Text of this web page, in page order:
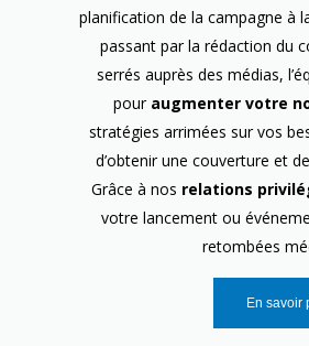
planification de la campagne à
passant par la rédaction du
serrés auprès des médias,
pour augmenter votre
stratégies arrimées sur vos
d’obtenir une couverture et
Grâce à nos relations
votre lancement ou
retombées
En savoir